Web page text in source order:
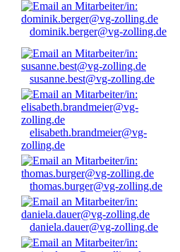
dominik.berger@vg-zolling.de
susanne.best@vg-zolling.de
elisabeth.brandmeier@vg-
zolling.de
thomas.burger@vg-zolling.de
daniela.dauer@vg-zolling.de